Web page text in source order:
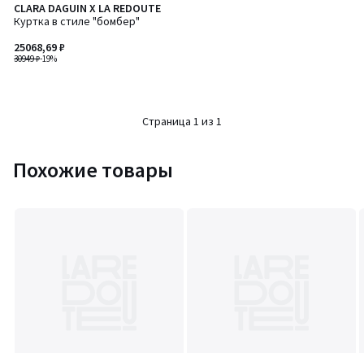
CLARA DAGUIN X LA REDOUTE
Куртка в стиле "бомбер"
30949 ₽-19%
25068,69 ₽
Страница 1 из 1
Похожие товары